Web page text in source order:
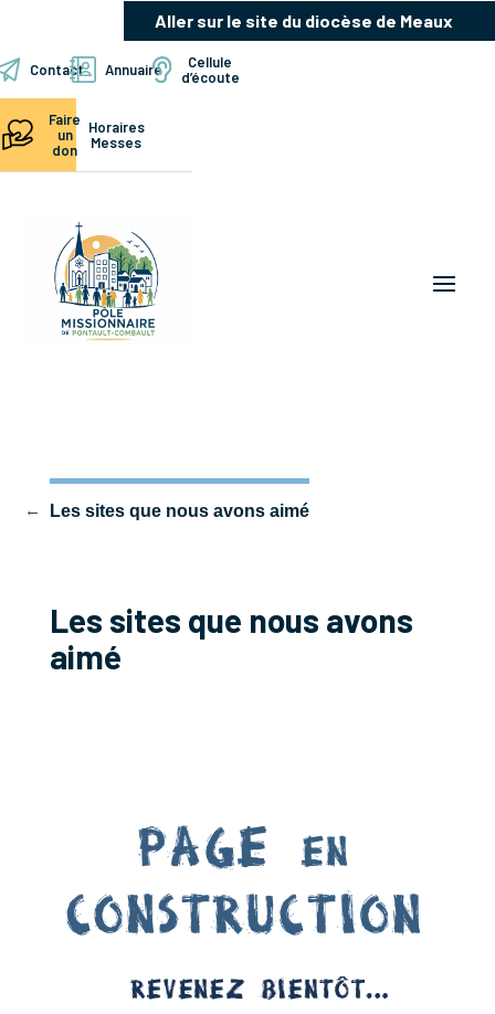
Aller sur le site du diocèse de Meaux
Contact Annuaire
Cellule
d’écoute
Faire
un
don
Horaires
Messes
Les sites que nous avons aimé
Les sites que nous avons
aimé